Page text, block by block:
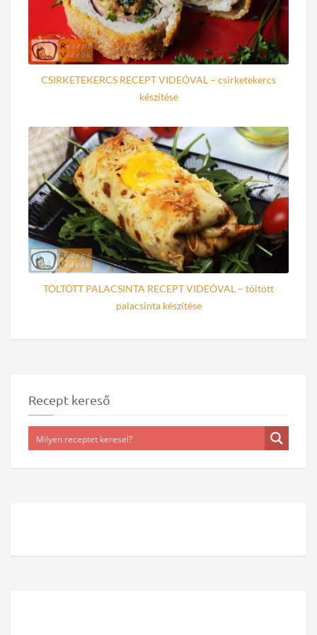
CSIRKETEKERCS RECEPT VIDEÓVAL – csirketekercs
készítése
TÖLTÖTT PALACSINTA RECEPT VIDEÓVAL – töltött
palacsinta készítése
Recept kereső